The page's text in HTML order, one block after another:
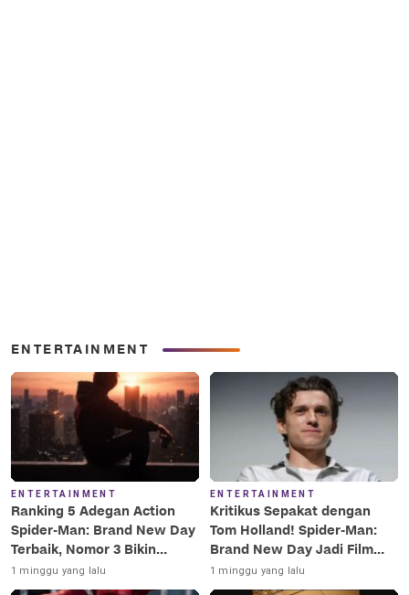
ENTERTAINMENT
ENTERTAINMENT
Ranking 5 Adegan Action
Spider-Man: Brand New Day
Terbaik, Nomor 3 Bikin
Terkesima!
1 minggu yang lalu
ENTERTAINMENT
Kritikus Sepakat dengan
Tom Holland! Spider-Man:
Brand New Day Jadi Film
Terbaik Era MCU
1 minggu yang lalu